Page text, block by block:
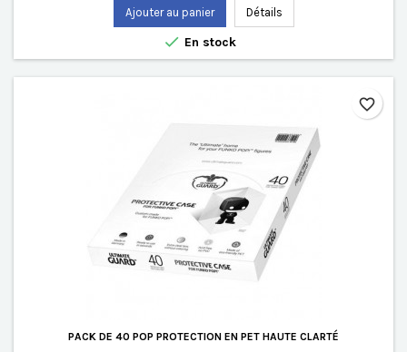
Ajouter au panier Détails
 En stock
PACK DE 40 POP PROTECTION EN PET HAUTE CLARTÉ
favorite_border